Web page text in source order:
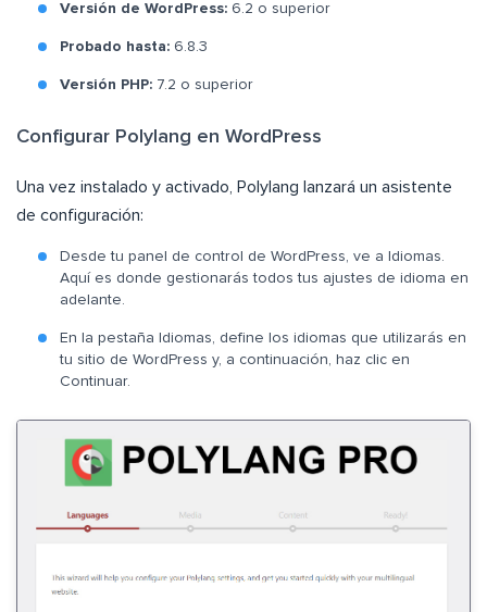
Versión de WordPress: 6.2 o superior
Probado hasta: 6.8.3
Versión PHP: 7.2 o superior
Configurar Polylang en WordPress
Una vez instalado y activado, Polylang lanzará un asistente
de configuración:
Desde tu panel de control de WordPress, ve a Idiomas.
Aquí es donde gestionarás todos tus ajustes de idioma en
adelante.
En la pestaña Idiomas, define los idiomas que utilizarás en
tu sitio de WordPress y, a continuación, haz clic en
Continuar.